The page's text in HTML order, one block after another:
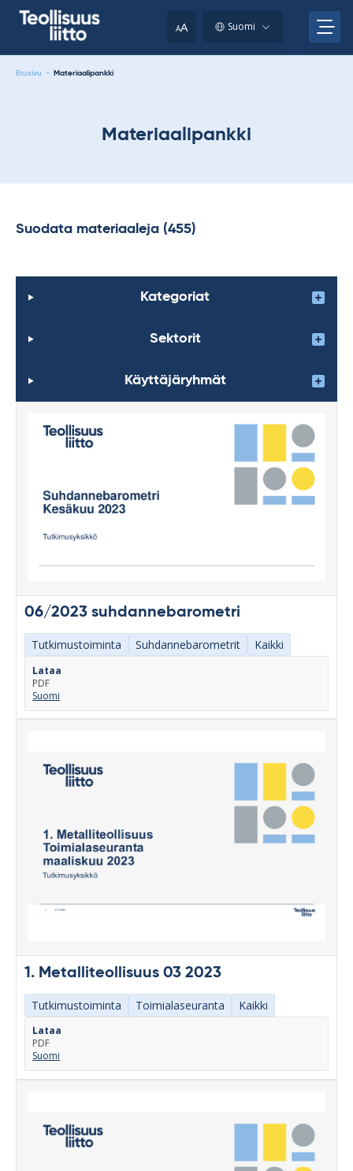
AA Suomi
Etusivu - Materiaalipankki
Materiaalipankki
Suodata materiaaleja (455)
Kategoriat
Sektorit
Käyttäjäryhmät
06/2023 suhdannebarometri
Tutkimustoiminta Suhdannebarometrit Kaikki
Lataa
PDF
Suomi
1. Metalliteollisuus 03 2023
Tutkimustoiminta Toimialaseuranta Kaikki
Lataa
PDF
Suomi
clipboard.)